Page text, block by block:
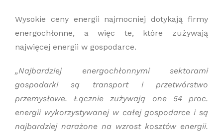
Wysokie ceny energii najmocniej dotykają firmy
energochłonne, a więc te, które zużywają
najwięcej energii w gospodarce.
„Najbardziej energochłonnymi sektorami
gospodarki są transport i przetwórstwo
przemysłowe. Łącznie zużywają one 54 proc.
energii wykorzystywanej w całej gospodarce i są
najbardziej narażone na wzrost kosztów energii.